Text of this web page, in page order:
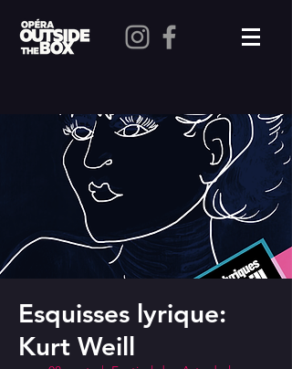
Esquisses lyrique:
Kurt Weill